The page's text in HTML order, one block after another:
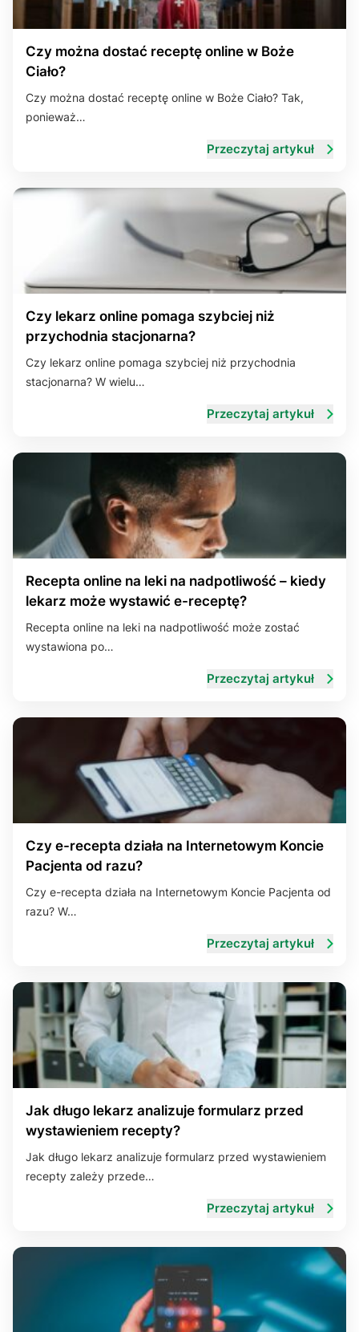
Czy można dostać receptę online w Boże
Ciało?
Czy można dostać receptę online w Boże Ciało? Tak,
ponieważ…
Przeczytaj artykuł
Czy lekarz online pomaga szybciej niż
przychodnia stacjonarna?
Czy lekarz online pomaga szybciej niż przychodnia
stacjonarna? W wielu…
Przeczytaj artykuł
Recepta online na leki na nadpotliwość – kiedy
lekarz może wystawić e-receptę?
Recepta online na leki na nadpotliwość może zostać
wystawiona po…
Przeczytaj artykuł
Czy e-recepta działa na Internetowym Koncie
Pacjenta od razu?
Czy e-recepta działa na Internetowym Koncie Pacjenta od
razu? W…
Przeczytaj artykuł
Jak długo lekarz analizuje formularz przed
wystawieniem recepty?
Jak długo lekarz analizuje formularz przed wystawieniem
recepty zależy przede…
Przeczytaj artykuł